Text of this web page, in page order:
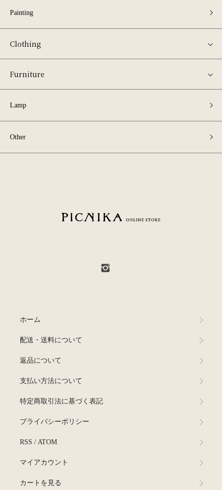
Painting
Clothing
Furniture
Lamp
Other
ホーム
配送・送料について
返品について
支払い方法について
特定商取引法に基づく表記
プライバシーポリシー
RSS / ATOM
マイアカウント
カートを見る